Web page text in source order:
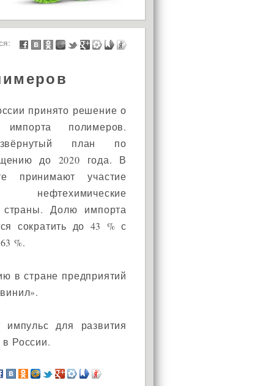
БАЛКОНЫ И
ЛОДЖИИ
принято решение о
импорта полимеров.
план по
до 2020 года. В
принимают участие
страны. Долю импорта
сократить до 43 % с
%.
в стране предприятий
для развития
России.